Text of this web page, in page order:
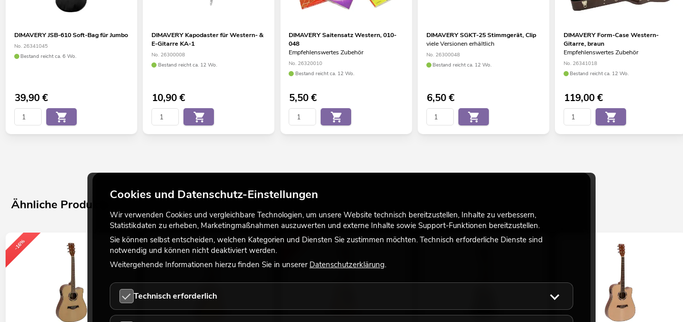
DIMAVERY JSB-610 Soft-Bag für Jumbo
No. 26341045
Bestand reicht ca. 6 Wo.
39,90€
DIMAVERY Kapodaster für Western- &
E-Gitarre KA-1
No. 26300008
Bestand reicht ca. 12 Wo.
10,90€
DIMAVERY Saitensatz Western, 010-
048
Empfehlenswertes Zubehör
No. 26320010
Bestand reicht ca. 12 Wo.
5,50€
DIMAVERY SGKT-25 Stimmgerät, Clip
viele Versionen erhältlich
No. 26300048
Bestand reicht ca. 12 Wo.
6,50€
DIMAVERY Form-Case Western-
Gitarre, braun
Empfehlenswertes Zubehör
No. 26341018
Bestand reicht ca. 12 Wo.
119,00€
Ähnliche Produkte
-16% -16%
Cookies und Datenschutz-Einstellungen
Wir verwenden Cookies und vergleichbare Technologien, um unsere Website technisch bereitzustellen, Inhalte zu verbessern,
Statistikdaten zu erheben, Marketingmaßnahmen auszuwerten und externe Inhalte sowie Support-Funktionen bereitzustellen.
Sie können selbst entscheiden, welchen Kategorien und Diensten Sie zustimmen möchten. Technisch erforderliche Dienste sind
notwendig und können nicht deaktiviert werden.
Weitergehende Informationen hierzu finden Sie in unserer Datenschutzerklärung.
Technisch erforderlich